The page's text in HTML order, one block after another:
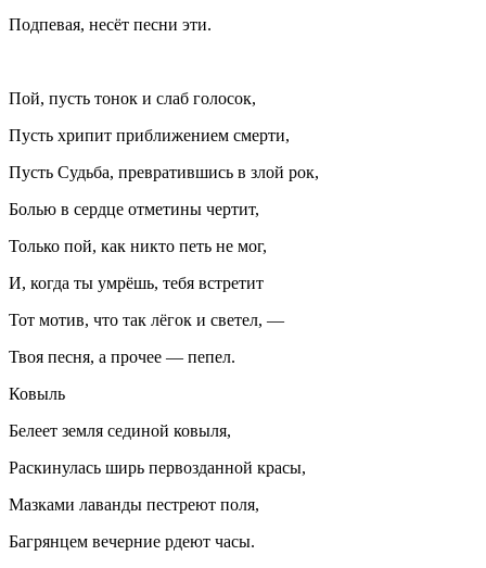
Подпевая, несёт песни эти.
Пой, пусть тонок и слаб голосок,
Пусть хрипит приближением смерти,
Пусть Судьба, превратившись в злой рок,
Болью в сердце отметины чертит,
Только пой, как никто петь не мог,
И, когда ты умрёшь, тебя встретит
Тот мотив, что так лёгок и светел, —
Твоя песня, а прочее — пепел.
Ковыль
Белеет земля сединой ковыля,
Раскинулась ширь первозданной красы,
Мазками лаванды пестреют поля,
Багрянцем вечерние рдеют часы.